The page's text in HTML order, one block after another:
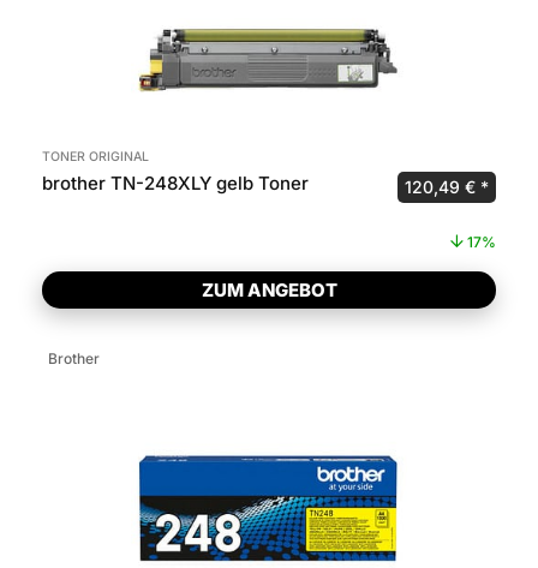
TONER ORIGINAL
brother TN-248XLY gelb Toner Ursprünglicher
120,49 €
17%
ZUM ANGEBOT
Brother